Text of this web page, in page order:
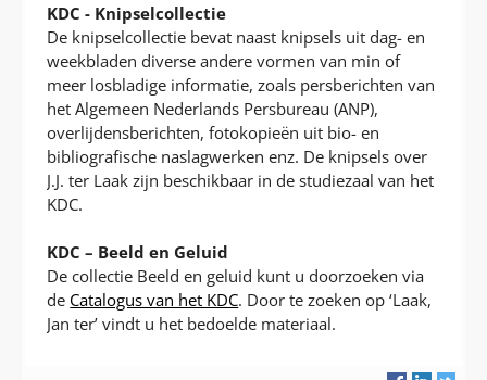
KDC - Knipselcollectie
De knipselcollectie bevat naast knipsels uit dag- en
weekbladen diverse andere vormen van min of
meer losbladige informatie, zoals persberichten van
het Algemeen Nederlands Persbureau (ANP),
overlijdensberichten, fotokopieën uit bio- en
bibliografische naslagwerken enz. De knipsels over
J.J. ter Laak zijn beschikbaar in de studiezaal van het
KDC.
KDC – Beeld en Geluid
De collectie Beeld en geluid kunt u doorzoeken via
de Catalogus van het KDC. Door te zoeken op ‘Laak,
Jan ter’ vindt u het bedoelde materiaal.